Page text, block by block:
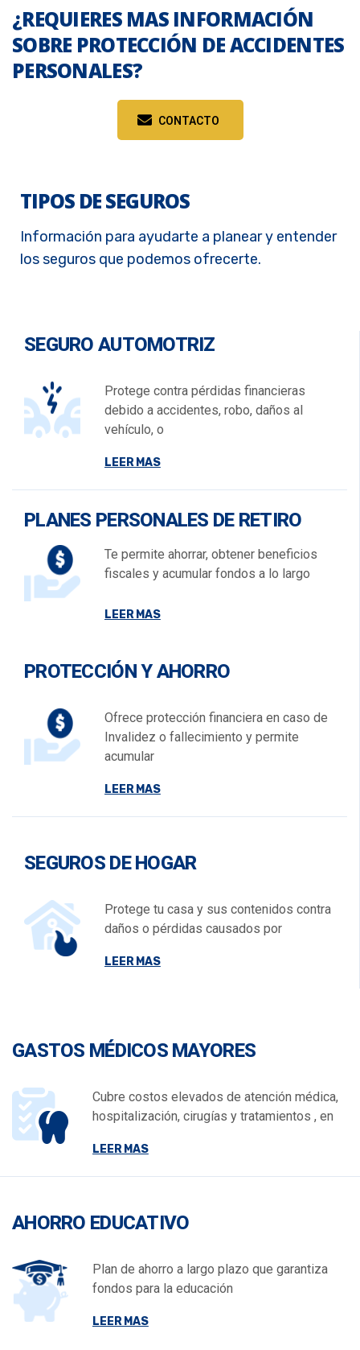
¿REQUIERES MAS INFORMACIÓN
SOBRE PROTECCIÓN DE ACCIDENTES
PERSONALES?
CONTACTO
TIPOS DE SEGUROS
Información para ayudarte a planear y entender
los seguros que podemos ofrecerte.
SEGURO AUTOMOTRIZ
Protege contra pérdidas financieras
debido a accidentes, robo, daños al
vehículo, o
LEER MAS
PLANES PERSONALES DE RETIRO
Te permite ahorrar, obtener beneficios
fiscales y acumular fondos a lo largo
LEER MAS
PROTECCIÓN Y AHORRO
Ofrece protección financiera en caso de
Invalidez o fallecimiento y permite
acumular
LEER MAS
SEGUROS DE HOGAR
Protege tu casa y sus contenidos contra
daños o pérdidas causados por
LEER MAS
GASTOS MÉDICOS MAYORES
Cubre costos elevados de atención médica,
hospitalización, cirugías y tratamientos , en
LEER MAS
AHORRO EDUCATIVO
Plan de ahorro a largo plazo que garantiza
fondos para la educación
LEER MAS